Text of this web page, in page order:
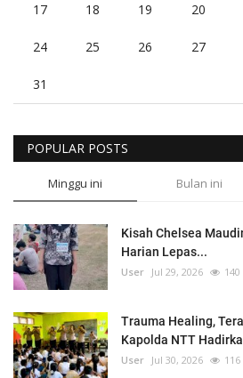
17 18 19 20
24 25 26 27
31
POPULAR POSTS
Minggu ini Bulan ini
Kisah Chelsea
Harian Lepas...
User Jul 29, 2026 140
Trauma Healing,
Kapolda NTT
User Jul 30, 2026 116